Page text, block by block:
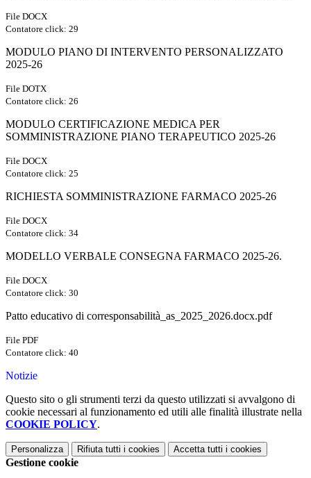
File DOCX
Contatore click: 29
MODULO PIANO DI INTERVENTO PERSONALIZZATO
2025-26
File DOTX
Contatore click: 26
MODULO CERTIFICAZIONE MEDICA PER
SOMMINISTRAZIONE PIANO TERAPEUTICO 2025-26
File DOCX
Contatore click: 25
RICHIESTA SOMMINISTRAZIONE FARMACO 2025-26
File DOCX
Contatore click: 34
MODELLO VERBALE CONSEGNA FARMACO 2025-26.
File DOCX
Contatore click: 30
Patto educativo di corresponsabilità_as_2025_2026.docx.pdf
File PDF
Contatore click: 40
Notizie
Questo sito o gli strumenti terzi da questo utilizzati si avvalgono di
cookie necessari al funzionamento ed utili alle finalità illustrate nella
COOKIE POLICY.
Personalizza Rifiuta tutti i cookies Accetta tutti i cookies
Gestione cookie